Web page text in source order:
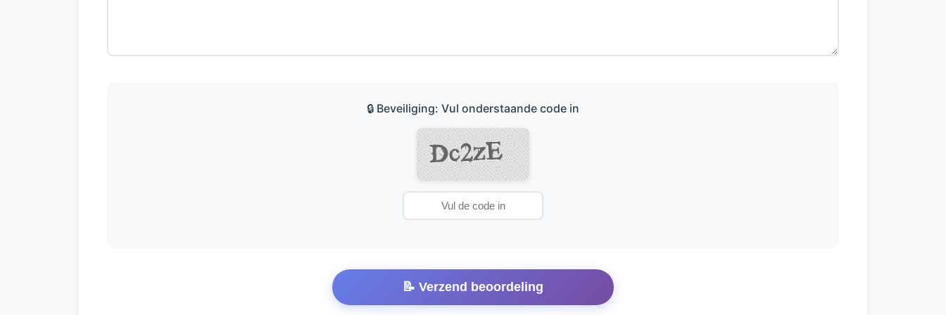
🔒 Beveiliging: Vul onderstaande code in
📝 Verzend beoordeling